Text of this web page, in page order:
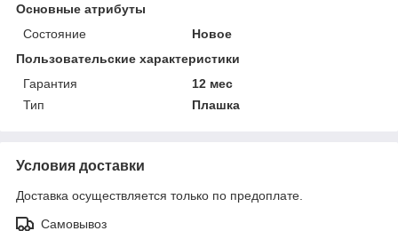
Основные атрибуты
Состояние
Новое
Пользовательские характеристики
Гарантия
12 мес
Тип
Плашка
Условия доставки
Доставка осуществляется только по предоплате.
Самовывоз